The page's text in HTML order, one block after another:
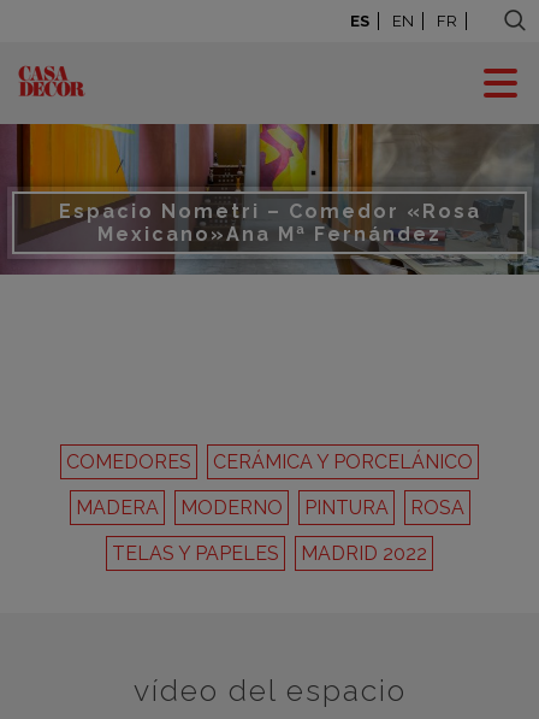
ES EN FR
Espacio Nometri – Comedor «Rosa
Mexicano»Ana Mª Fernández
COMEDORES
CERÁMICA Y PORCELÁNICO
MADERA
MODERNO PINTURA
ROSA
TELAS Y PAPELES
MADRID 2022
vídeo del espacio